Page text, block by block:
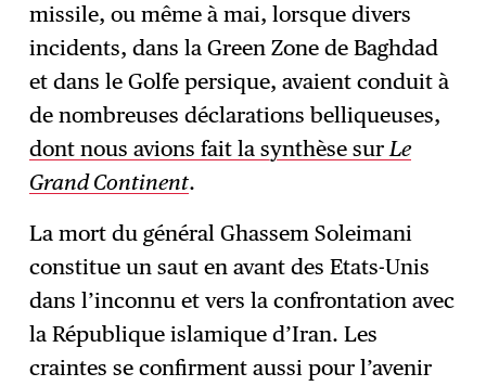
missile, ou même à mai, lorsque divers
incidents, dans la Green Zone de Baghdad
et dans le Golfe persique, avaient conduit à
de nombreuses déclarations belliqueuses,
dont nous avions fait la synthèse surLe
Grand Continent.
La mort du général Ghassem Soleimani
constitue un saut en avant des Etats-Unis
dans l’inconnu et vers la confrontation avec
la République islamique d’Iran. Les
craintes se confirment aussi pour l’avenir